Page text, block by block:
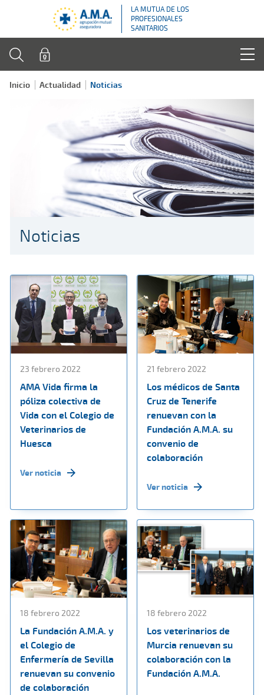
LA MUTUA DE LOS
PROFESIONALES
SANITARIOS
Inicio Actualidad Noticias
Noticias
23 febrero 2022
AMA Vida firma la
póliza colectiva de
Vida con el Colegio de
Veterinarios de
Huesca
Ver noticia
21 febrero 2022
Los médicos de Santa
Cruz de Tenerife
renuevan con la
Fundación A.M.A. su
convenio de
colaboración
Ver noticia
18 febrero 2022
La Fundación A.M.A. y
el Colegio de
Enfermería de Sevilla
renuevan su convenio
de colaboración
18 febrero 2022
Los veterinarios de
Murcia renuevan su
colaboración con la
Fundación A.M.A.